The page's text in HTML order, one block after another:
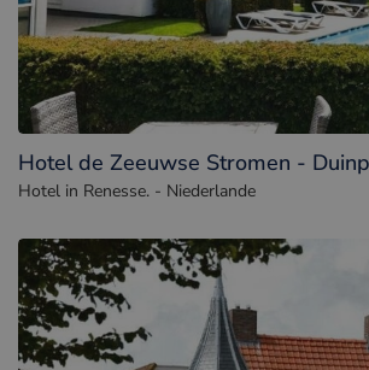
Hotel de Zeeuwse Stromen -
Hotel in Renesse. - Niederlande